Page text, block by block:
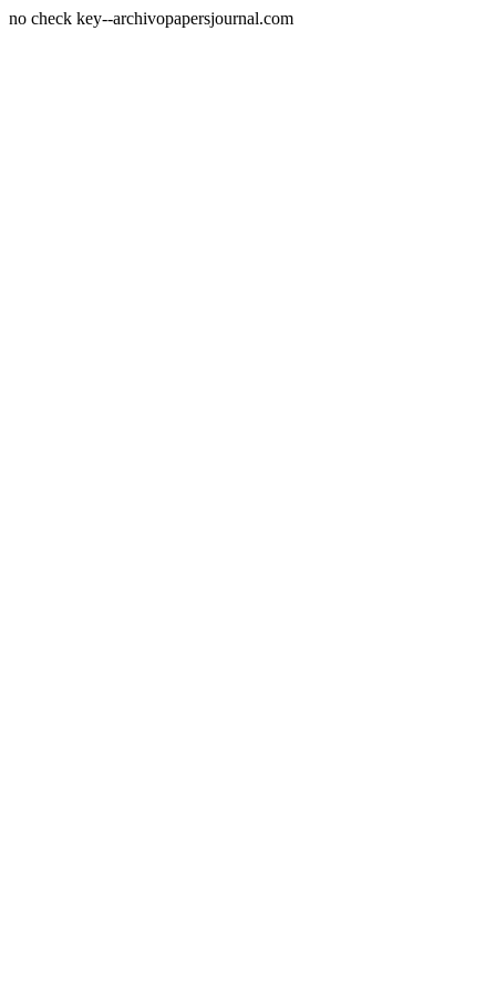
no check key--archivopapersjournal.com